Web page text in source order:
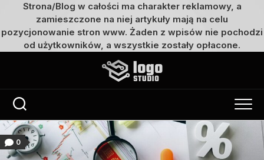
Strona/Blog w całości ma charakter reklamowy, a
zamieszczone na niej artykuły mają na celu
pozycjonowanie stron www. Żaden z wpisów nie pochodzi
od użytkowników, a wszystkie zostały opłacone.
0